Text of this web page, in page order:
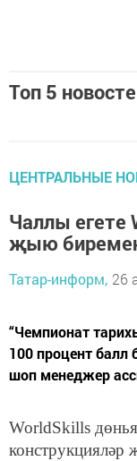
Топ 5
ЦЕНТРАЛЬНЫЕ
Чаллы егете
җыю биремен
Татар-информ, 26
“Чемпионат
100 процент балл
шоп менеджер
WorldSkills
конструкцияләр